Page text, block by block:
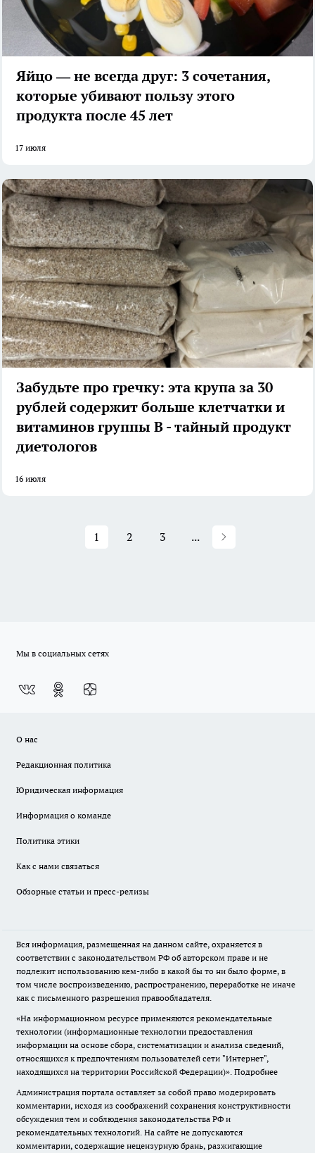
Яйцо — не всегда друг: 3 сочетания,
которые убивают пользу этого
продукта после 45 лет
17 июля
Забудьте про гречку: эта крупа за 30
рублей содержит больше клетчатки и
витаминов группы B - тайный продукт
диетологов
16 июля
1 2 3 ...
Мы в социальных сетях
О нас
Редакционная политика
Юридическая информация
Информация о команде
Политика этики
Как с нами связаться
Обзорные статьи и пресс-релизы
Вся информация, размещенная на данном сайте, охраняется в
соответствии с законодательством РФ об авторском праве и не
подлежит использованию кем-либо в какой бы то ни было форме, в
том числе воспроизведению, распространению, переработке не иначе
как с письменного разрешения правообладателя.
«На информационном ресурсе применяются рекомендательные
технологии (информационные технологии предоставления
информации на основе сбора, систематизации и анализа сведений,
относящихся к предпочтениям пользователей сети "Интернет",
находящихся на территории Российской Федерации)». Подробнее
Администрация портала оставляет за собой право модерировать
комментарии, исходя из соображений сохранения конструктивности
обсуждения тем и соблюдения законодательства РФ и
рекомендательных технологий. На сайте не допускаются
комментарии, содержащие нецензурную брань, разжигающие